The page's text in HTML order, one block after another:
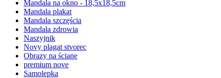
Mandala na okno - 18,5x18,5cm
Mandala plakat
Mandala szczęścia
Mandala zdrowia
Naszyjnik
Novy plagat stvorec
Obrazy na ścianę
premium nove
Samolepka